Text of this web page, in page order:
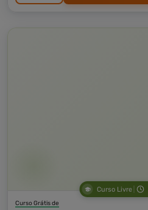
Curso Livre
Curso Grátis de